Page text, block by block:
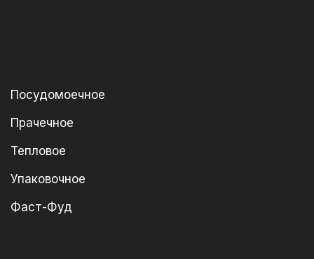
Посудомоечное
Прачечное
Тепловое
Упаковочное
Фаст-Фуд